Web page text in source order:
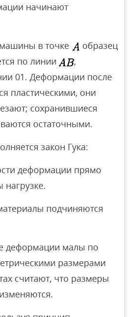
начинают
в точке
образец
по линии
,
01. Деформации после
пластическими, они
сохранившиеся
остаточными.
закон Гука:
деформации прямо
подчиняются
деформации малы по
размерами
считают, что размеры